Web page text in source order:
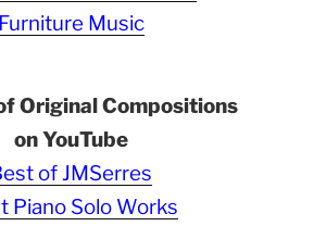
Furniture Music
Original Compositions
on YouTube
of JMSerres
Piano Solo Works